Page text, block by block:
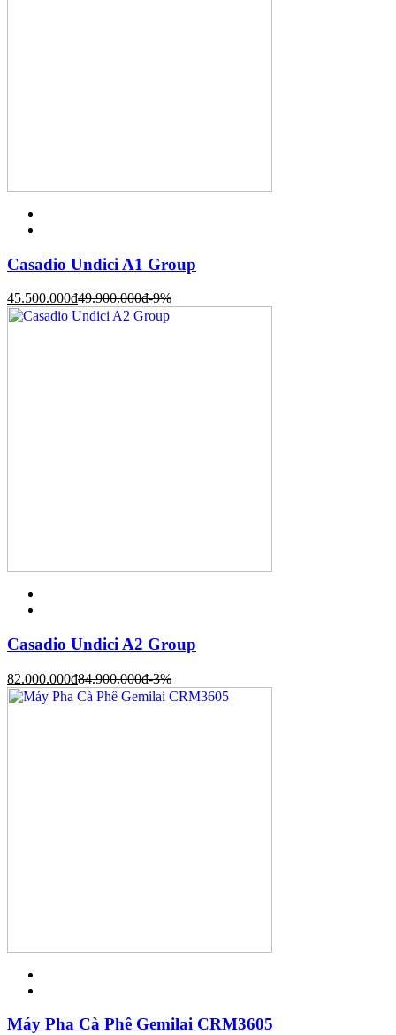
Casadio Undici A1 Group
45.500.000đ49.900.000đ-9%
Casadio Undici A2 Group
82.000.000đ84.900.000đ-3%
Máy Pha Cà Phê Gemilai CRM3605